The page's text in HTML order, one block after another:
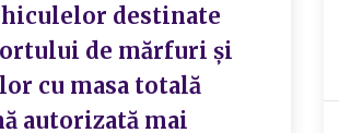
destinate
de mărfuri și
cu masa totală
autorizată mai